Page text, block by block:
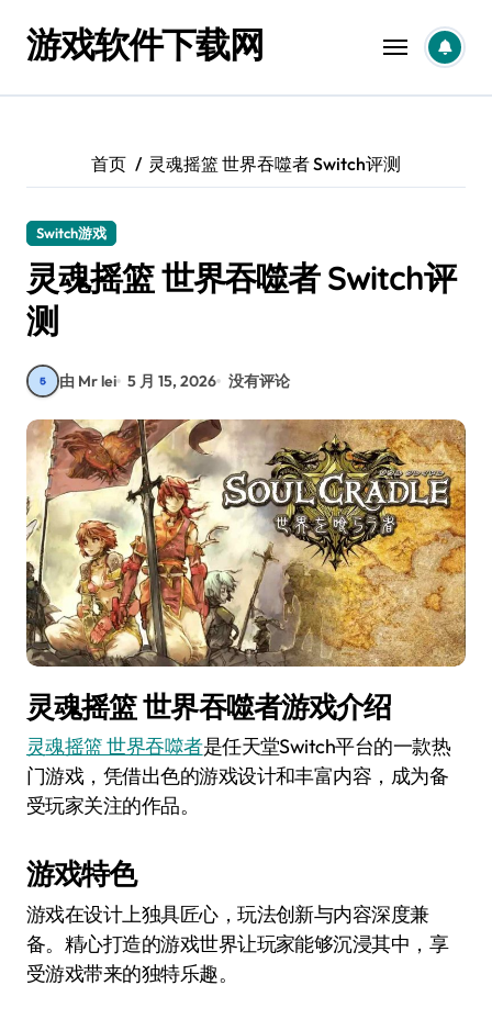
游戏软件下载网
首页 灵魂摇篮 世界吞噬者 Switch评测
Switch游戏
灵魂摇篮 世界吞噬者 Switch评
测
由 Mr lei 5 月 15, 2026 没有评论
灵魂摇篮 世界吞噬者游戏介绍
灵魂摇篮 世界吞噬者是任天堂Switch平台的一款热
门游戏，凭借出色的游戏设计和丰富内容，成为备
受玩家关注的作品。
游戏特色
游戏在设计上独具匠心，玩法创新与内容深度兼
备。精心打造的游戏世界让玩家能够沉浸其中，享
受游戏带来的独特乐趣。